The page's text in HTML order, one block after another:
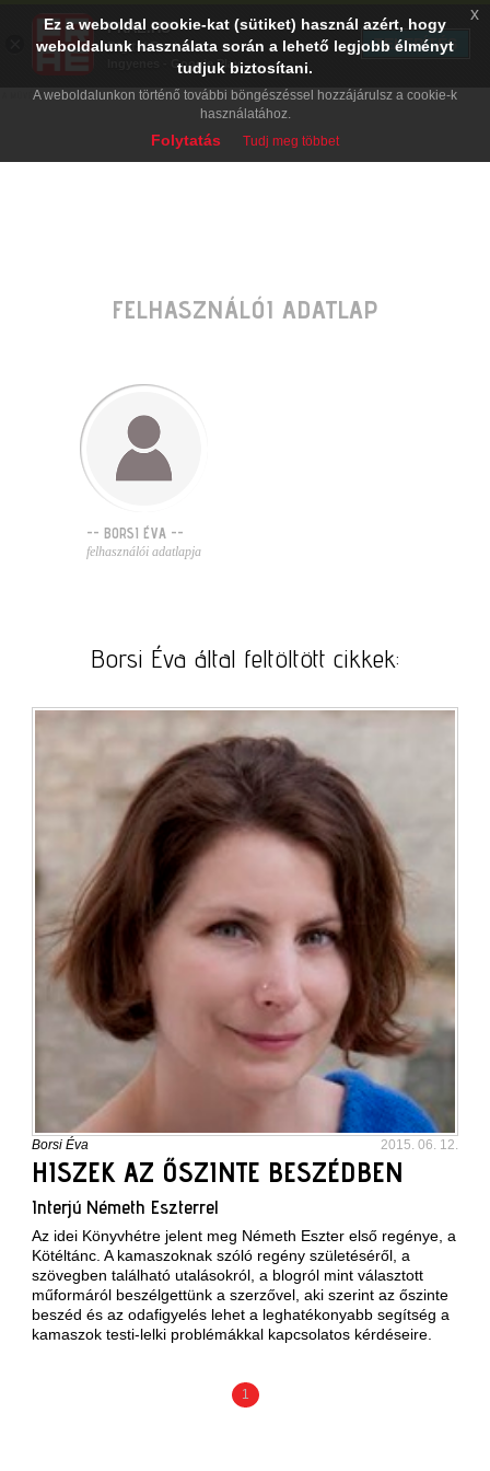
FELHASZNÁLÓI ADATLAP
-- BORSI ÉVA --
felhasználói adatlapja
Borsi Éva által feltöltött cikkek:
Borsi Éva 2015. 06. 12.
HISZEK AZ ŐSZINTE BESZÉDBEN
Interjú Németh Eszterrel
Az idei Könyvhétre jelent meg Németh Eszter első regénye, a
Kötéltánc. A kamaszoknak szóló regény születéséről, a
szövegben található utalásokról, a blogról mint választott
műformáról beszélgettünk a szerzővel, aki szerint az őszinte
beszéd és az odafigyelés lehet a leghatékonyabb segítség a
kamaszok testi-lelki problémákkal kapcsolatos kérdéseire.
1
Ez a weboldal cookie-kat (sütiket) használ azért, hogy
weboldalunk használata során a lehető legjobb élményt
tudjuk biztosítani.
A weboldalunkon történő további böngészéssel hozzájárulsz a cookie-k
használatához.
Folytatás Tudj meg többet
x
PRAE.HU
Digital Evolution
Ingyenes - Google Play
TELEPÍTÉS